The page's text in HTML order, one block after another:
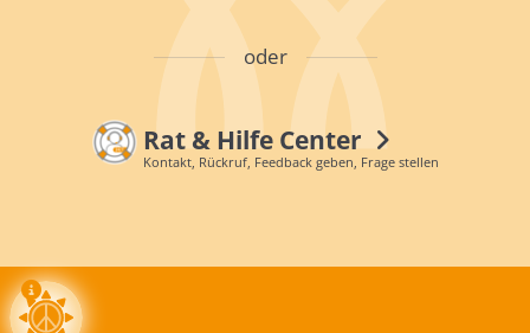
oder
Rat & Hilfe Center
Kontakt, Rückruf, Feedback geben, Frage stellen